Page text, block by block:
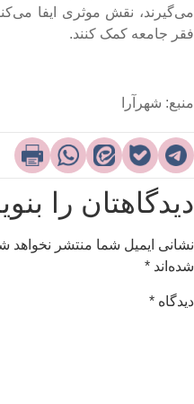
نقش موثری ایفا
جامعه کمک کنند.
شهرآرا
را
ایمیل شما منتشر نخواهد
*
*